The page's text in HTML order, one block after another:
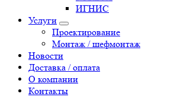
ИГНИС
Услуги
Проектирование
Монтаж / шефмонтаж
Новости
Доставка / оплата
О компании
Контакты